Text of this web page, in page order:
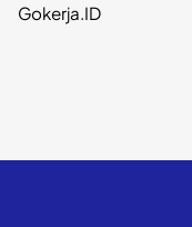
Gokerja.ID